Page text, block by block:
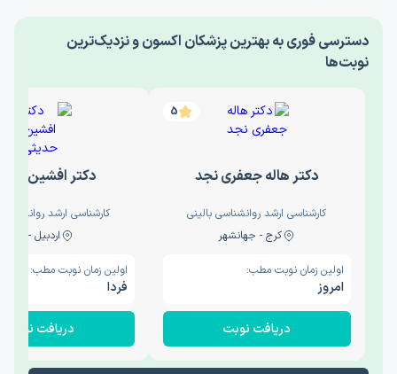
‎دسترسی فوری به بهترین پزشکان اکسون و نزدیک‌ترین
نوبت‌ها
5
دکتر هاله جعفری نجد
کارشناسی ارشد روانشناسی بالینی
کرج - جهانشهر
اولین زمان نوبت مطب:
امروز
دریافت نوبت
دکتر افشین
کارشناسی ارشد
اردبیل - والی
اولین زمان نوبت مطب:
فردا
دریافت نوبت